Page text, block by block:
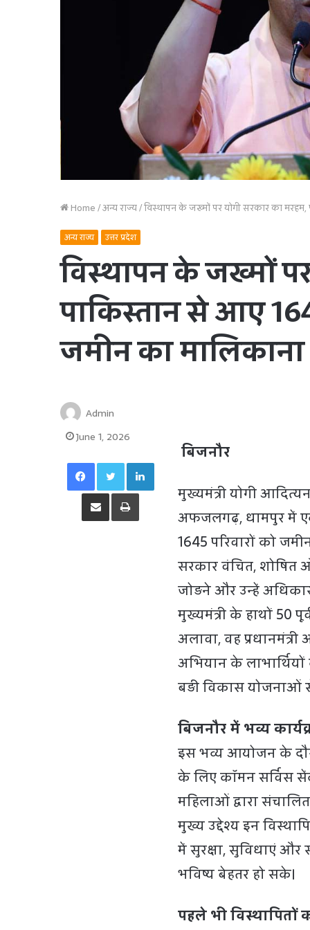
Home/अन्य राज्य/विस्थापन के जख्मों पर योगी सरकार का
अन्य राज्य उत्तर प्रदेश
विस्थापन के जख्मों
पाकिस्तान से आए
जमीन का
बिजनौर
मुख्यमंत्री योगी
अफजलगढ़, धामपुर में एक
1645 परिवारों को
सरकार वंचित, शोषित
जोड़ने और उन्हें
मुख्यमंत्री के हाथों 50
अलावा, वह
अभियान के
बड़ी विकास योजनाओं
बिजनौर में भव्य
इस भव्य आयोजन के
के लिए कॉमन सर्विस
महिलाओं द्वारा
मुख्य उद्देश्य इन
में सुरक्षा, सुविधाएं
भविष्य बेहतर हो सके।
पहले भी
Admin
June 1, 2026
Facebook Twitter LinkedIn
Share via Email Print